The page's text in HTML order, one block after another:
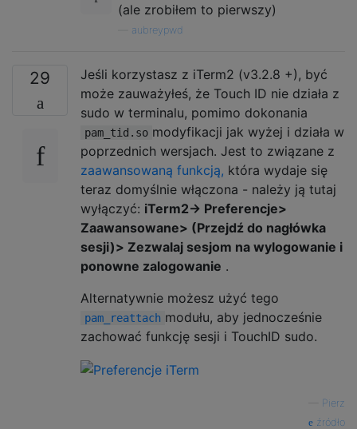
(ale zrobiłem to pierwszy)
aubreypwd
29
Jeśli korzystasz z iTerm2 (v3.2.8 +), być
może zauważyłeś, że Touch ID nie działa z
sudo w terminalu, pomimo dokonania
pam_tid.so modyfikacji jak wyżej i działa w
poprzednich wersjach. Jest to związane z
zaawansowaną funkcją, która wydaje się
teraz domyślnie włączona - należy ją tutaj
wyłączyć: iTerm2-> Preferencje>
Zaawansowane> (Przejdź do nagłówka
sesji)> Zezwalaj sesjom na wylogowanie i
ponowne zalogowanie .
Alternatywnie możesz użyć tego
pam_reattach modułu, aby jednocześnie
zachować funkcję sesji i TouchID sudo.
Pierz
źródło